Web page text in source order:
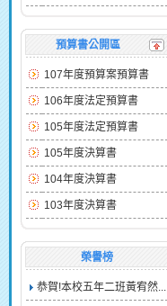
預算書公開區
107年度預算案預算書
106年度法定預算書
105年度法定預算書
105年度決算書
104年度決算書
103年度決算書
榮譽榜
恭賀!本校五年二班黃宥然...